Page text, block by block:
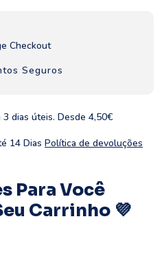
Seguros
3 dias úteis. Desde 4,50€
14 Dias Política de devoluções
Para Você
Carrinho 💜